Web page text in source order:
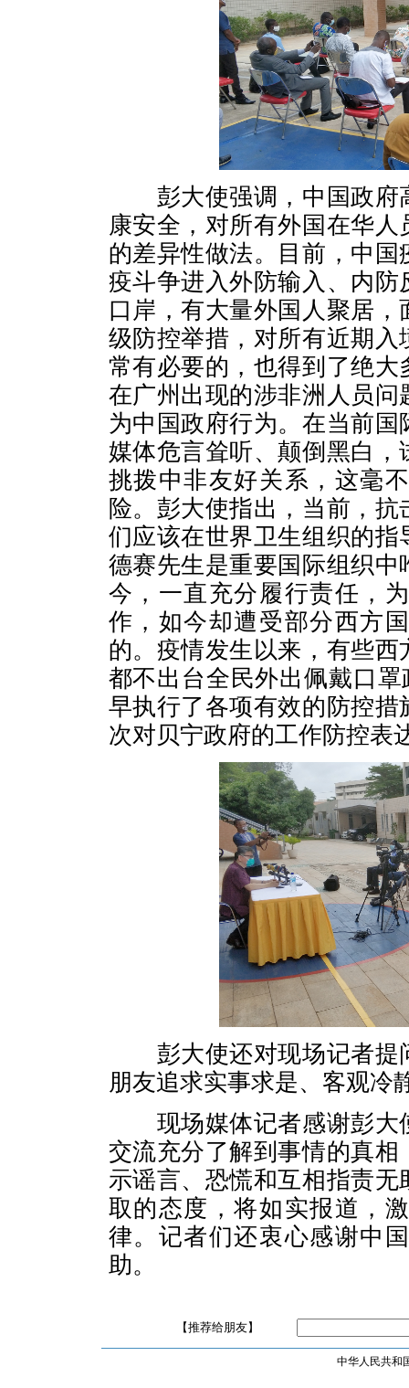
彭大使强调，中国政府
康安全，对所有外国在华
的差异性做法。目前，中
疫斗争进入外防输入、内
口岸，有大量外国人聚居
级防控举措，对所有近期
常有必要的，也得到了绝
在广州出现的涉非洲人员
为中国政府行为。在当前
媒体危言耸听、颠倒黑白
挑拨中非友好关系，这毫
险。彭大使指出，当前，
们应该在世界卫生组织的
德赛先生是重要国际组织
今，一直充分履行责任，
作，如今却遭受部分西方
的。疫情发生以来，有些
都不出台全民外出佩戴口
早执行了各项有效的防控
次对贝宁政府的工作防控表
彭大使还对现场记者提
朋友追求实事求是、客观冷
现场媒体记者感谢彭大
交流充分了解到事情的真
示谣言、恐慌和互相指责
取的态度，将如实报道，
律。记者们还衷心感谢中
助。
【推荐给朋友】
中华人民共和